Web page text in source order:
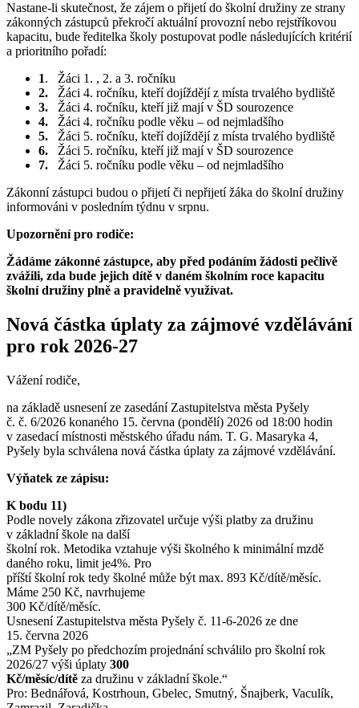
Nastane-li skutečnost, že zájem o přijetí do školní družiny ze strany
zákonných zástupců překročí aktuální provozní nebo rejstříkovou
kapacitu, bude ředitelka školy postupovat podle následujících kritérií
a prioritního pořadí:
1. Žáci 1. , 2. a 3. ročníku
2. Žáci 4. ročníku, kteří dojíždějí z místa trvalého bydliště
3.
Žáci 4. ročníku, kteří již mají v ŠD sourozence
4. Žáci 4. ročníku podle věku – od nejmladšího
5. Žáci 5. ročníku, kteří dojíždějí z místa trvalého bydliště
6. Žáci 5. ročníku, kteří již mají v ŠD sourozence
7. Žáci 5. ročníku podle věku – od nejmladšího
Zákonní zástupci budou o přijetí či nepřijetí žáka do školní družiny
informováni v posledním týdnu v srpnu.
Upozornění pro rodiče:
Žádáme zákonné zástupce, aby před podáním žádosti pečlivě
zvážili, zda bude jejich dítě v daném školním roce kapacitu
školní družiny plně a pravidelně využívat.
Nová částka úplaty za zájmové vzdělávání
pro rok 2026-27
Vážení rodiče,
na základě usnesení ze zasedání Zastupitelstva města Pyšely
č. č. 6/2026 konaného 15. června (pondělí) 2026 od 18:00 hodin
v zasedací místnosti městského úřadu nám. T. G. Masaryka 4,
Pyšely byla schválena nová částka úplaty za zájmové vzdělávání.
Výňatek ze zápisu:
K bodu 11)
Podle novely zákona zřizovatel určuje výši platby za družinu
v základní škole na další
školní rok. Metodika vztahuje výši školného k minimální mzdě
daného roku, limit je4%. Pro
příští školní rok tedy školné může být max. 893 Kč/dítě/měsíc.
Máme 250 Kč, navrhujeme
300 Kč/dítě/měsíc.
Usnesení Zastupitelstva města Pyšely č. 11-6-2026 ze dne
15. června 2026
„ZM Pyšely po předchozím projednání schválilo pro školní rok
2026/27 výši úplaty 300
Kč/měsíc/dítě za družinu v základní škole.“
Pro: Bednářová, Kostrhoun, Gbelec, Smutný, Šnajberk, Vaculík,